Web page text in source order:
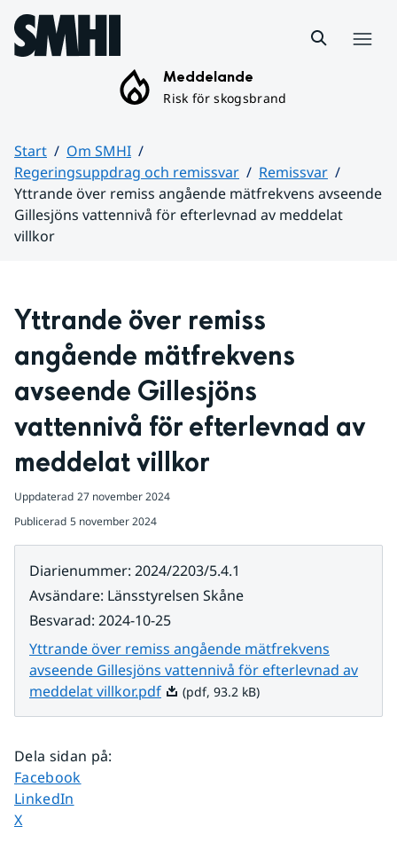
Hoppa till sidans innehåll
Meddelande
Risk för skogsbrand
Start
Om SMHI
Regeringsuppdrag och remissvar
Remissvar
Yttrande över remiss angående mätfrekvens avseende
Gillesjöns vattennivå för efterlevnad av meddelat
villkor
Yttrande över remiss
angående mätfrekvens
avseende Gillesjöns
vattennivå för efterlevnad av
meddelat villkor
Uppdaterad 27 november 2024
Publicerad 5 november 2024
Diarienummer: 2024/2203/5.4.1
Avsändare: Länsstyrelsen Skåne
Besvarad: 2024-10-25
Yttrande över remiss angående mätfrekvens
avseende Gillesjöns vattennivå för efterlevnad av
meddelat villkor.pdfPdf, 93.2 kB.
(pdf, 93.2 kB)
Dela sidan på:
Dela sidan på
Facebook
Dela sidan på
LinkedIn
Dela sidan på
X